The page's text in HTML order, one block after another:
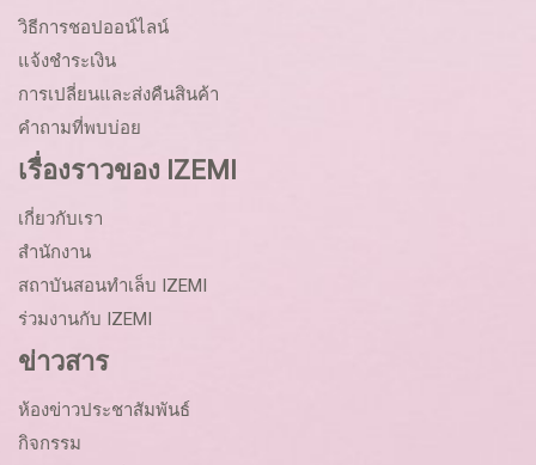
วิธีการชอปออน์ไลน์
แจ้งชำระเงิน
การเปลี่ยนและส่งคืนสินค้า
คำถามที่พบบ่อย
เรื่องราวของ IZEMI
เกี่ยวกับเรา
สำนักงาน
สถาบันสอนทำเล็บ IZEMI
ร่วมงานกับ IZEMI
ข่าวสาร
ห้องข่าวประชาสัมพันธ์
กิจกรรม